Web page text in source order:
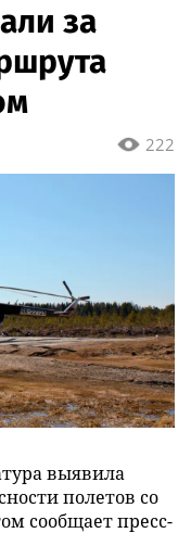
за
222
выявила
полетов со
сообщает пресс-